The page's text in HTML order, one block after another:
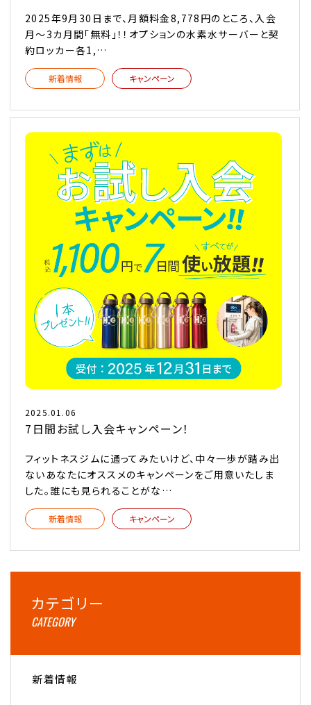
カテゴリー
CATEGORY
新着情報
2025年9月30日まで、月額料金8,778円のところ、入会
月～3カ月間「無料」！！オプションの水素水サーバーと契
約ロッカー各1,…
新着情報 キャンペーン
2025.01.06
7日間お試し入会キャンペーン！
フィットネスジムに通ってみたいけど、中々一歩が踏み出
ないあなたにオススメのキャンペーンをご用意いたしま
した。誰にも見られることがな…
新着情報 キャンペーン